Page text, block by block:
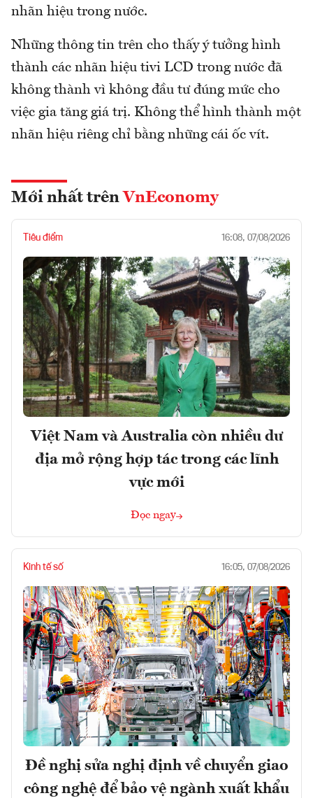
nhãn hiệu trong nước.
Những thông tin trên cho thấy ý tưởng hình
thành các nhãn hiệu tivi LCD trong nước đã
không thành vì không đầu tư đúng mức cho
việc gia tăng giá trị. Không thể hình thành một
nhãn hiệu riêng chỉ bằng những cái ốc vít.
Mới nhất trên VnEconomy
Tiêu điểm 16:08, 07/08/2026
Việt Nam và Australia còn nhiều dư
địa mở rộng hợp tác trong các lĩnh
vực mới
Đọc ngay
Kinh tế số 16:05, 07/08/2026
Đề nghị sửa nghị định về chuyển giao
công nghệ để bảo vệ ngành xuất khẩu